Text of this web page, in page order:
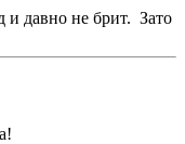
и давно не брит. Зато